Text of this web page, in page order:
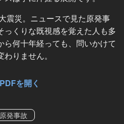
震災。ニュースで見た原発事
っくりな既視感を覚えた人も多
ら何十年経っても、問いかけて
りません。
を開く
原発事故